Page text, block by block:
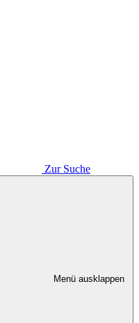
Zur Suche
Menü ausklappen